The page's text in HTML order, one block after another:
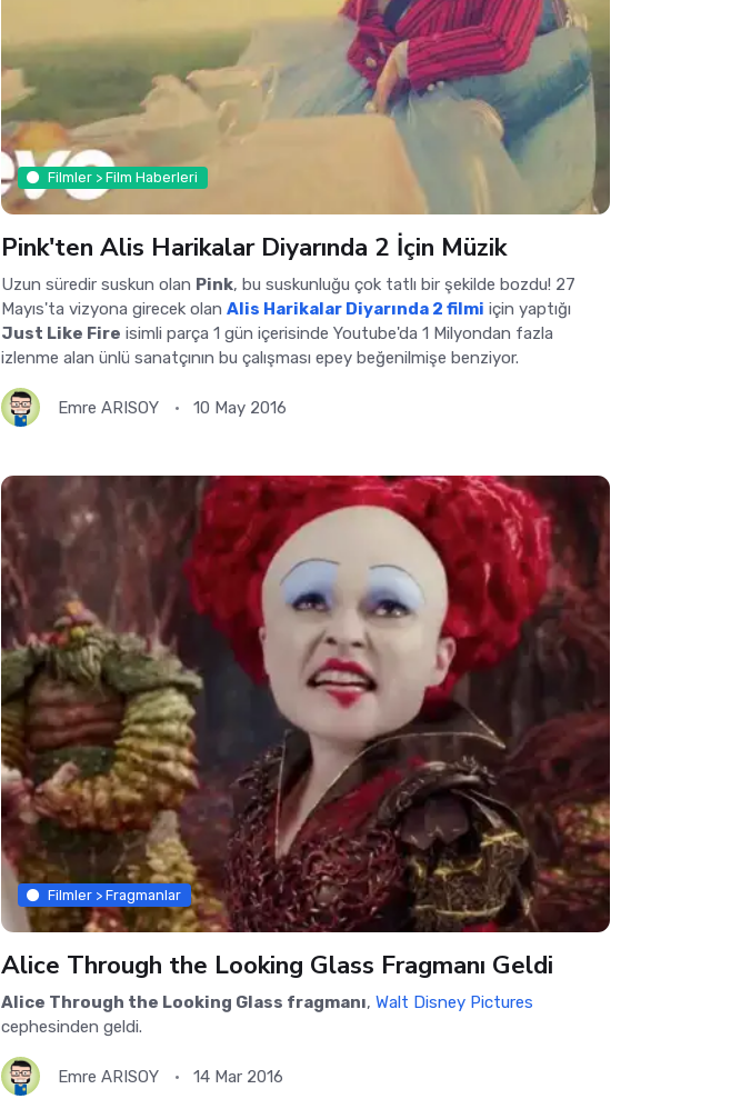
Filmler > Film Haberleri
Pink'ten Alis Harikalar Diyarında 2 İçin Müzik
Uzun süredir suskun olan Pink, bu suskunluğu çok tatlı bir şekilde bozdu! 27
Mayıs'ta vizyona girecek olan Alis Harikalar Diyarında 2 filmi için yaptığı
Just Like Fire isimli parça 1 gün içerisinde Youtube'da 1 Milyondan fazla
izlenme alan ünlü sanatçının bu çalışması epey beğenilmişe benziyor.
Emre ARISOY 10 May 2016
Filmler > Fragmanlar
Alice Through the Looking Glass Fragmanı Geldi
Alice Through the Looking Glass fragmanı, Walt Disney Pictures
cephesinden geldi.
Emre ARISOY 14 Mar 2016